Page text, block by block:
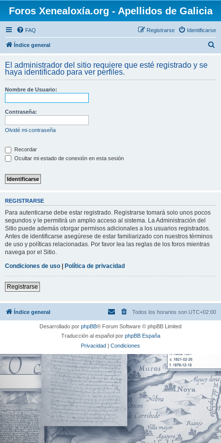
Foros Xenealoxía.org - Apellidos de Galicia
FAQ Identificarse
Registrarse
Índice general
c
El administrador del sitio requiere que esté registrado y se
haya identificado para ver perfiles.
Nombre de Usuario:
Contraseña:
Olvidé mi contraseña
Recordar
Ocultar mi estado de conexión en esta sesión
REGISTRARSE
Para autenticarse debe estar registrado. Registrarse tomará solo unos pocos
segundos y le permitirá un amplio acceso al sistema. La Administración del
Sitio puede además otorgar permisos adicionales a los usuarios registrados.
Antes de identificarse asegúrese de estar familiarizado con nuestros términos
de uso y políticas relacionadas. Por favor lea las reglas de los foros mientras
navega por el Sitio.
Condiciones de uso | Política de privacidad
Registrarse
Índice general Todos los horarios son UTC+02:00
Desarrollado por phpBB® Forum Software © phpBB Limited
Traducción al español por phpBB España
Privacidad | Condiciones